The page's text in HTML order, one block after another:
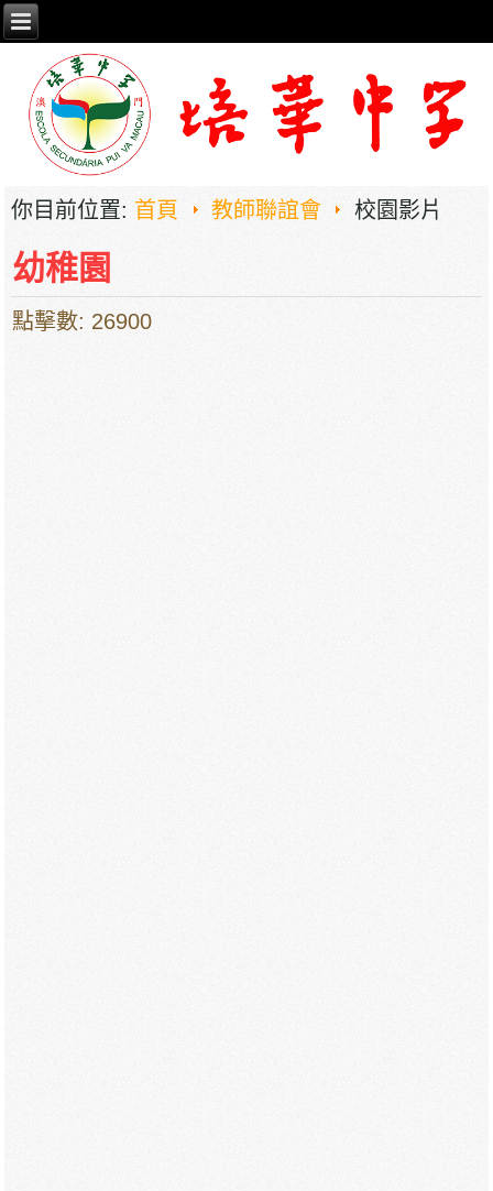
你目前位置: 首頁 教師聯誼會 校園影片
幼稚園
點擊數: 26900